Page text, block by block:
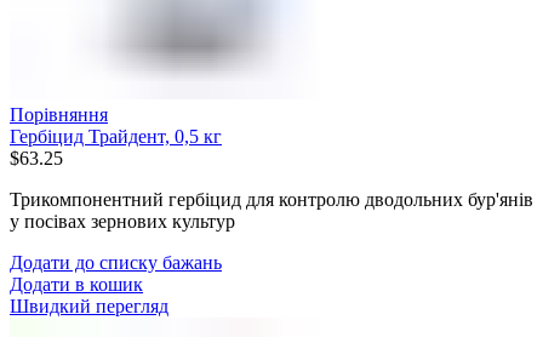
Порівняння
Гербіцид Трайдент, 0,5 кг
$63.25
Трикомпонентний гербіцид для контролю дводольних бур'янів
у посівах зернових культур
Додати до списку бажань
Додати в кошик
Швидкий перегляд